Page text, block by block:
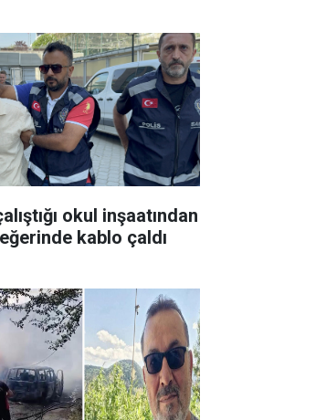
okul inşaatından
kablo çaldı